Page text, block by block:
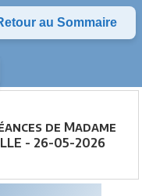
au Sommaire
de Madame
- 26-05-2026